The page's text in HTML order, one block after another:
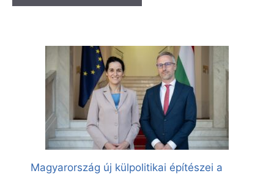
Magyarország új külpolitikai építészei a